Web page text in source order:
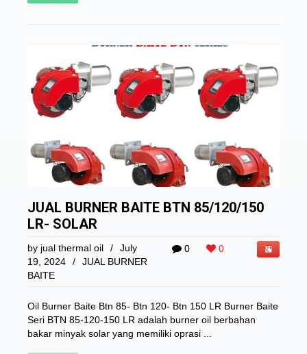
JUAL BURNER BAITE BTN 85/120/150
LR- SOLAR
0 0
by jual thermal oil /
July
19, 2024
/
JUAL BURNER
BAITE
Oil Burner Baite Btn 85- Btn 120- Btn 150 LR Burner Baite
Seri BTN 85-120-150 LR adalah burner oil berbahan
bakar minyak solar yang memiliki oprasi ...